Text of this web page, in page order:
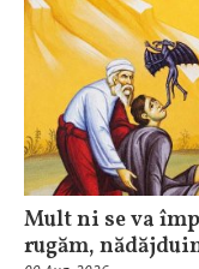
Mult ni se va
rugăm,